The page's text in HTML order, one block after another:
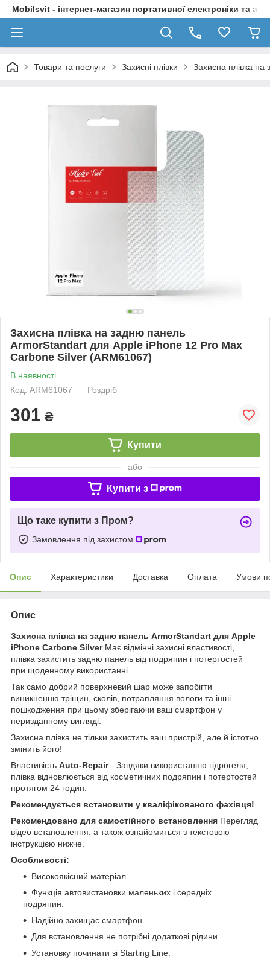
Mobilsvit - інтернет-магазин портативної електроніки та
Товари та послуги Захисні плівки Захисна плівка
Захисна плівка на задню панель
ArmorStandart для Apple iPhone 12 Pro Max
Carbone Silver (ARM61067)
В наявності
Код: ARM61067
Роздріб
301 ₴
Купити
або
Купити з
Що таке купити з Пром?
Замовлення під захистом
Опис Характеристики Доставка Оплата Умови
Опис
Захисна плівка на задню панель ArmorStandart для Apple
iPhone Carbone SilverМає відмінні захисні властивості,
плівка захистить задню панель від подряпин і потертостей
при щоденному використанні.
Так само добрий поверхневий шар може запобігти
виникненню тріщин, сколів, потрапляння вологи та інші
пошкодження при цьому зберігаючи ваш смартфон у
перизданному вигляді.
Захисна плівка не тільки захистить ваш пристрій, але й істотно
змінить його!
Властивість Auto-Repair- Завдяки використанню гідрогеля,
плівка відновлюється від косметичних подряпин і потертостей
протягом 24 годин.
Рекомендується встановити у кваліфікованого фахівця!
Рекомендовано для самостійного встановлення Перегляд
відео встановлення, а також ознайомиться з текстовою
інструкцією нижче.
Особливості:
Високоякісний матеріал.
Функція автовистановки маленьких і середніх
подряпин.
Надійно захищає смартфон.
Для встановлення не потрібні додаткові рідини.
Установку починати зі Starting Line.